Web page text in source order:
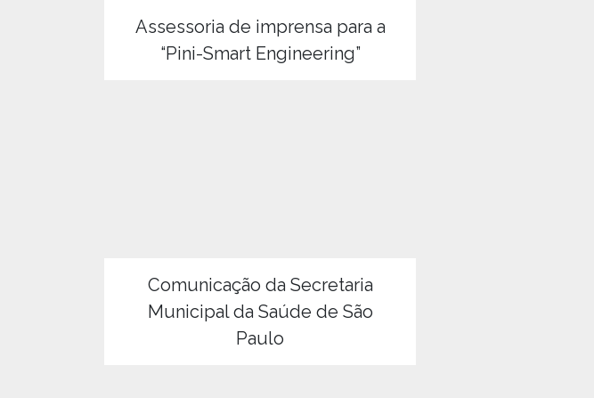
Assessoria de imprensa para a
“Pini-Smart Engineering”
Comunicação da Secretaria
Municipal da Saúde de São
Paulo